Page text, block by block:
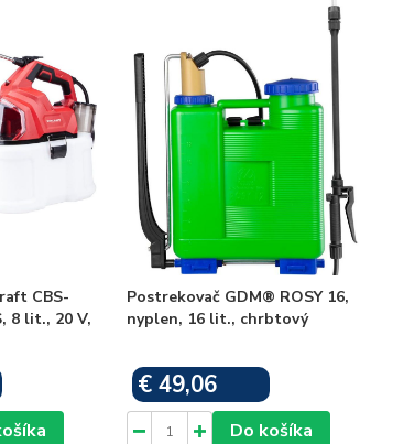
CBS-
8 lit., 20 V,
Postrekovač GDM® ROSY 16,
nyplen, 16 lit., chrbtový
€ 49,06
Do košíka